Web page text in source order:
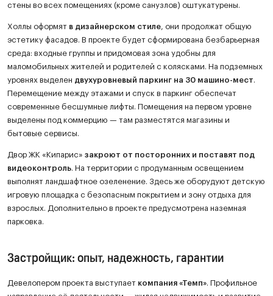
стены во всех помещениях (кроме санузлов) оштукатурены.
Холлы оформят в дизайнерском стиле , они продолжат общую
эстетику фасадов. В проекте будет сформирована безбарьерная
среда: входные группы и придомовая зона удобны для
маломобильных жителей и родителей с колясками. На подземных
уровнях выделен двухуровневый паркинг на 30 машино-мест
Перемещение между этажами и спуск в паркинг обеспечат
современные бесшумные лифты. Помещения на первом уровне
выделены под коммерцию — там разместятся магазины и
бытовые сервисы.
Двор ЖК «Кипарис» закроют от посторонних и поставят под
видеоконтроль . На территории с продуманным освещением
выполнят ландшафтное озеленение. Здесь же оборудуют детскую
игровую площадка с безопасным покрытием и зону отдыха для
взрослых. Дополнительно в проекте предусмотрена наземная
парковка.
Застройщик: опыт, надежность, гарантии
Девелопером проекта выступает компания «Темп» . Профильное